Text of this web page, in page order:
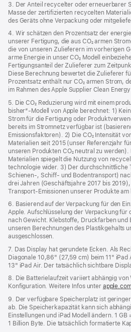
3. Der Anteil recycelter oder erneuerbarer
Masse der zertifizierten recycelten
des Geräts ohne Verpackung oder
4. Wir schätzen den Prozentsatz der
unserer Fertigung, die aus CO₂ armen
die von unseren Zulieferern im vorherigen
arme Energie in unser CO₂ Modell
Fertigungsanteil der Zulieferer zum
Diese Berechnung bewertet die Zulieferer
Prozentsatz enthält nur CO₂ armen Strom,
im Rahmen des Apple Supplier Clean
5. Die CO₂ Reduzierung wird mit einem
bisher“-Modell von Apple berechnet: 1)
Strom für die Fertigung oder
bereits im Stromnetz verfügbar ist
Emissionsfaktoren). 2) Die CO₂ Intensität
Materialien seit 2015 (unser Referenzjahr
unseren Produkten CO₂ neutral zu werden).
Materialien spiegelt die Nutzung von
technologie wider. 3) Der durchschnittliche
Schienen‑, Schiff‑ und Bodentransport)
drei Jahren (Geschäftsjahre 2017 bis
Transport-Emissionen unserer Produkte am
6. Basierend auf der Verpackung für den
Apple. Aufschlüsselung der Verpackung für
nach Gewicht. Klebstoffe, Druckfarben und
unseren Berechnungen des Plastikgehalts
ausgeschlossen.
7. Das Display hat gerundete Ecken. Als
Diagonale 10,86" (27,59 cm) beim 11"
13" iPad Air. Der tatsächlich sichtbare
8. Die Batterielaufzeit variiert abhängig von
Konfiguration. Weitere Infos unter
9. Der verfügbare Speicherplatz ist
ab. Die Speicherkapazität kann sich
Einstellungen und iPad Modell ändern. 1 GB
1 Billion Byte. Die tatsächlich formatierte